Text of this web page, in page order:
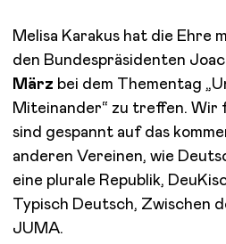
Melisa Karakus hat die Ehre
den Bundespräsidenten
März bei dem Thementag
Miteinander“ zu treffen. Wir
sind gespannt auf das
anderen Vereinen, wie
eine plurale Republik,
Typisch Deutsch, Zwischen
JUMA.